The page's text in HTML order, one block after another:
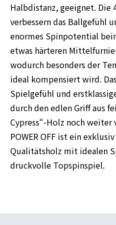
Halbdistanz, geeignet. Die
verbessern das Ballgefühl
enormes Spinpotential
etwas härteren
wodurch besonders der
ideal kompensiert wird.
Spielgefühl und
durch den edlen Griff aus
Cypress“-Holz noch weiter
POWER OFF ist ein
Qualitätsholz mit idealen
druckvolle Topspinspiel.